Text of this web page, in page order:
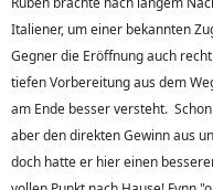
Italiener, um einer bekannten
Gegner die Eröffnung auch
tiefen Vorbereitung aus dem
am Ende besser versteht.
aber den direkten Gewinn aus
doch hatte er hier einen